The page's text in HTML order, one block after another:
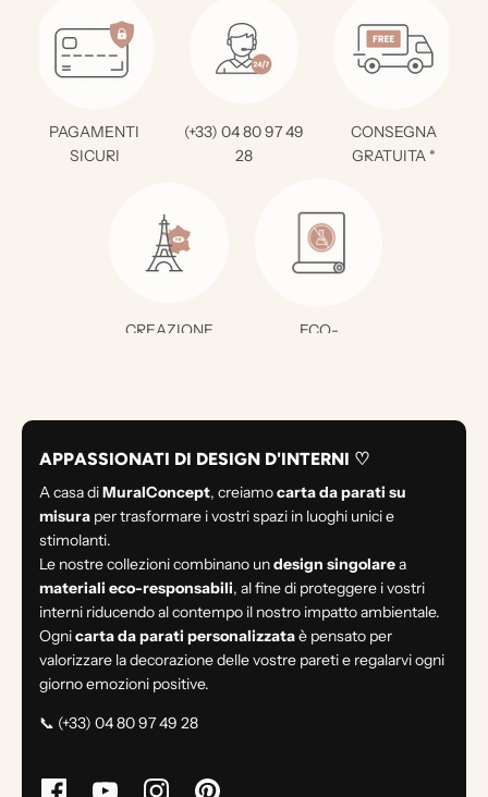
PAGAMENTI
SICURI
(+33) 04 80 97 49
28
CONSEGNA
GRATUITA *
CREAZIONE
ECO-
APPASSIONATI DI DESIGN D'INTERNI ♡
A casa diMuralConcept, creiamocarta da parati su
misura per trasformare i vostri spazi in luoghi unici e
stimolanti.
Le nostre collezioni combinano undesign singolarea
materiali eco-responsabili, al fine di proteggere i vostri
interni riducendo al contempo il nostro impatto ambientale.
Ognicarta da parati personalizzataè pensato per
valorizzare la decorazione delle vostre pareti e regalarvi ogni
giorno emozioni positive.
📞 (+33) 04 80 97 49 28